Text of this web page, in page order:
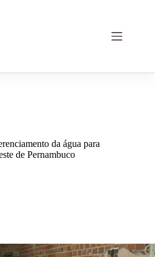
da água para
de Pernambuco